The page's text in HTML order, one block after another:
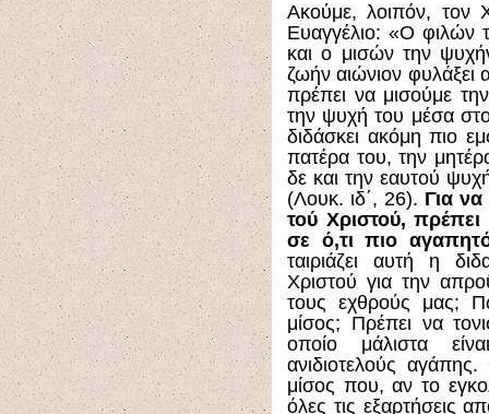
Ακούμε, λοιπόν, τον
Ευαγγέλιο: «Ο φιλών
και ο μισών την
ζωήν αιώνιον φυλάξει
πρέπει να μισούμε
την ψυχή του μέσα
διδάσκει ακόμη πιο
πατέρα του, την
δε και την εαυτού
(Λουκ. ιδ΄, 26). Για να
τού Χριστού, πρέπει
σε ό,τι πιο
ταιριάζει αυτή η
Χριστού για την
τους εχθρούς μας;
μίσος; Πρέπει να
οποίο μάλιστα
ανιδιοτελούς
μίσος που, αν το
όλες τις εξαρτήσεις